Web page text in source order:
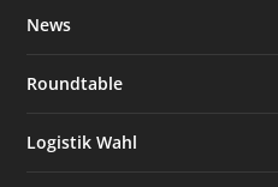
News
Roundtable
Logistik Wahl